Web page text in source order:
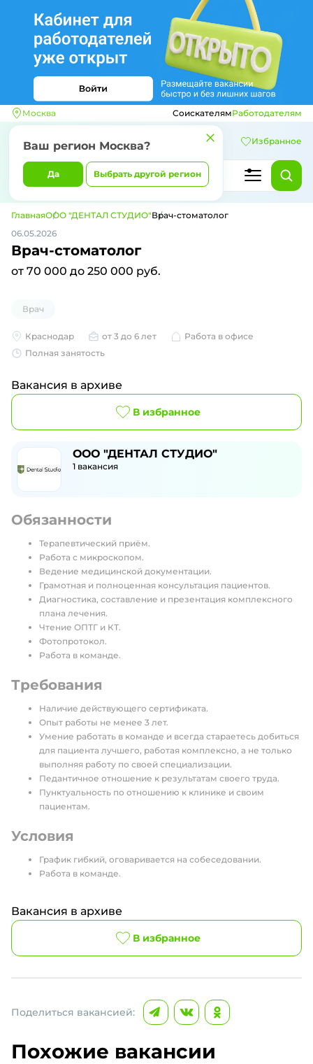
Москва
Ваш регион Москва?
Да Выбрать другой регион
СоискателямРаботодателям
Избранное
ГлавнаяООО "ДЕНТАЛ СТУДИО"Врач-стоматолог
06.05.2026
Врач-стоматолог
от 70 000 до 250 000 руб.
Врач
Краснодар от 3 до 6 лет
Работа в офисе
Полная занятость
Вакансия в архиве
В избранное
ООО "ДЕНТАЛ СТУДИО"
1 вакансия
Обязанности
Терапевтический приём.
Работа с микроскопом.
Ведение медицинской документации.
Грамотная и полноценная консультация пациентов.
Диагностика, составление и презентация комплексного
плана лечения.
Чтение ОПТГ и КТ.
Фотопротокол.
Работа в команде.
Требования
Наличие действующего сертификата.
Опыт работы не менее 3 лет.
Умение работать в команде и всегда стараетесь добиться
для пациента лучшего, работая комплексно, а не только
выполняя работу по своей специализации.
Педантичное отношение к результатам своего труда.
Пунктуальность по отношению к клинике и своим
пациентам.
Условия
График гибкий, оговаривается на собеседовании.
Работа в команде.
Вакансия в архиве
В избранное
Поделиться вакансией:
Похожие вакансии